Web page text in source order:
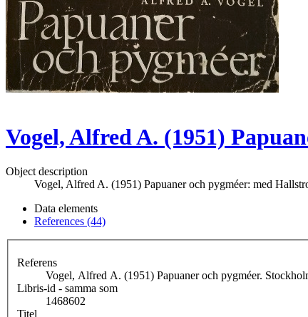
Vogel, Alfred A. (1951)
Object description
Vogel, Alfred A. (1951) Papuaner och pygméer: med
Data elements
References (44)
Referens
Vogel, Alfred A. (1951) Papuaner och pygméer.
Libris-id - samma som
1468602
Titel